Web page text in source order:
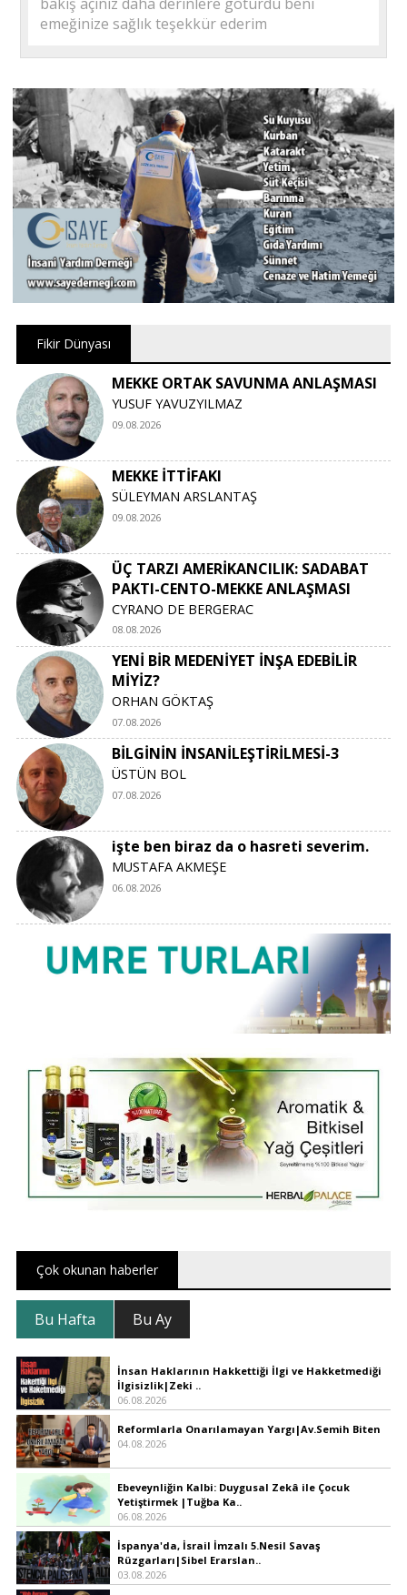
emeğinize sağlık teşekkür ederim
Fikir Dünyası
MEKKE ORTAK SAVUNMA ANLAŞMASI
YUSUF YAVUZYILMAZ
09.08.2026
MEKKE İTTİFAKI
SÜLEYMAN ARSLANTAŞ
09.08.2026
ÜÇ TARZI AMERİKANCILIK: SADABAT
PAKTI-CENTO-MEKKE ANLAŞMASI
CYRANO DE BERGERAC
08.08.2026
YENİ BİR MEDENİYET İNŞA EDEBİLİR
MİYİZ?
ORHAN GÖKTAŞ
07.08.2026
BİLGİNİN İNSANİLEŞTİRİLMESİ-3
ÜSTÜN BOL
07.08.2026
işte ben biraz da o hasreti severim.
MUSTAFA AKMEŞE
06.08.2026
Çok okunan haberler
Bu Hafta Bu Ay
İnsan Haklarının Hakkettiği İlgi ve Hakketmediği
İlgisizlik|Zeki ..
06.08.2026
Reformlarla Onarılamayan Yargı|Av.Semih Biten
04.08.2026
Ebeveynliğin Kalbi: Duygusal Zekâ ile Çocuk
Yetiştirmek |Tuğba Ka..
06.08.2026
İspanya'da, İsrail İmzalı 5.Nesil Savaş
Rüzgarları|Sibel Erarslan..
03.08.2026